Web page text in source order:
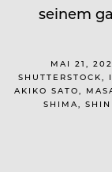
seinem
MAI 21,
AKIKO SATO,
SHIMA,